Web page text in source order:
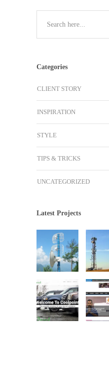
Categories
CLIENT STORY
INSPIRATION
STYLE
TIPS & TRICKS
UNCATEGORIZED
Latest Projects